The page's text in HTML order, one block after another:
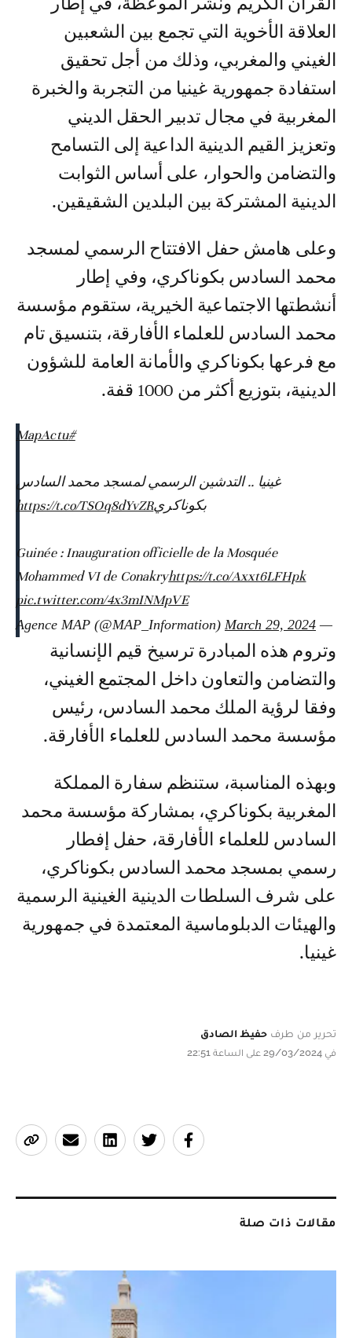
القرآن الكريم ونشر الموعظة، في إطار
العلاقة الأخوية التي تجمع بين الشعبين
الغيني والمغربي، وذلك من أجل تحقيق
استفادة جمهورية غينيا من التجربة والخبرة
المغربية في مجال تدبير الحقل الديني
وتعزيز القيم الدينية الداعية إلى التسامح
والتضامن والحوار، على أساس الثوابت
الدينية المشتركة بين البلدين الشقيقين.
وعلى هامش حفل الافتتاح الرسمي لمسجد
محمد السادس بكوناكري، وفي إطار
أنشطتها الاجتماعية الخيرية، ستقوم مؤسسة
محمد السادس للعلماء الأفارقة، بتنسيق تام
مع فرعها بكوناكري والأمانة العامة للشؤون
الدينية، بتوزيع أكثر من 1000 قفة.
#MapActu
غينيا .. التدشين الرسمي لمسجد محمد السادس
بكوناكريhttps://t.co/TSOq8dYvZR
Guinée : Inauguration officielle de la Mosquée
Mohammed VI de Conakryhttps://t.co/Axxt6LFHpk
pic.twitter.com/4x3mINMpVE
— Agence MAP (@MAP_Information)
March 29, 2024
وتروم هذه المبادرة ترسيخ قيم الإنسانية
والتضامن والتعاون داخل المجتمع الغيني،
وفقا لرؤية الملك محمد السادس، رئيس
مؤسسة محمد السادس للعلماء الأفارقة.
وبهذه المناسبة، ستنظم سفارة المملكة
المغربية بكوناكري، بمشاركة مؤسسة محمد
السادس للعلماء الأفارقة، حفل إفطار
رسمي بمسجد محمد السادس بكوناكري،
على شرف السلطات الدينية الغينية الرسمية
والهيئات الدبلوماسية المعتمدة في جمهورية
غينيا.
تحرير من طرف حفيظ الصادق
في 29/03/2024 على الساعة 22:51
مقالات ذات صلة